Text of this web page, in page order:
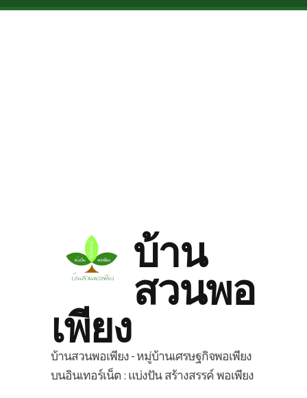
Skip to main content
บ้าน
สวนพอ
เพียง
บ้านสวนพอเพียง - หมู่บ้านเศรษฐกิจพอเพียง
บนอินเทอร์เน็ต : แบ่งปัน สร้างสรรค์ พอเพียง